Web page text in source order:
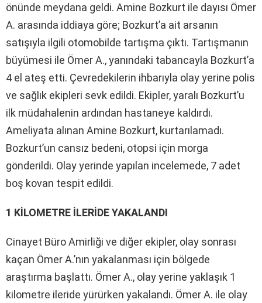
önünde meydana geldi. Amine Bozkurt ile dayısı Ömer
A. arasında iddiaya göre; Bozkurt’a ait arsanın
satışıyla ilgili otomobilde tartışma çıktı. Tartışmanın
büyümesi ile Ömer A., yanındaki tabancayla Bozkurt’a
4 el ateş etti. Çevredekilerin ihbarıyla olay yerine polis
ve sağlık ekipleri sevk edildi. Ekipler, yaralı Bozkurt’u
ilk müdahalenin ardından hastaneye kaldırdı.
Ameliyata alınan Amine Bozkurt, kurtarılamadı.
Bozkurt’un cansız bedeni, otopsi için morga
gönderildi. Olay yerinde yapılan incelemede, 7 adet
boş kovan tespit edildi.
1 KİLOMETRE İLERİDE YAKALANDI
Cinayet Büro Amirliği ve diğer ekipler, olay sonrası
kaçan Ömer A.’nın yakalanması için bölgede
araştırma başlattı. Ömer A., olay yerine yaklaşık 1
kilometre ileride yürürken yakalandı. Ömer A. ile olay